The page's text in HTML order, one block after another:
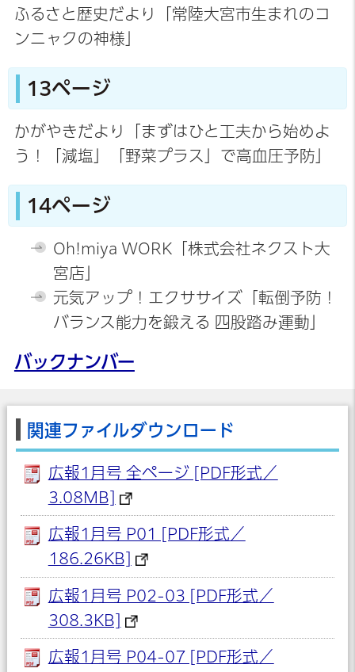
ふるさと歴史だより「常陸大宮市生まれのコ
ンニャクの神様」
13ページ
かがやきだより「まずはひと工夫から始めよ
う！「減塩」「野菜プラス」で高血圧予防」
14ページ
Oh!miya WORK「株式会社ネクスト大
宮店」
元気アップ！エクササイズ「転倒予防！
バランス能力を鍛える 四股踏み運動」
バックナンバー
関連ファイルダウンロード
広報1月号 全ページ [PDF形式／
3.08MB]
広報1月号 P01 [PDF形式／
186.26KB]
広報1月号 P02-03 [PDF形式／
308.3KB]
広報1月号 P04-07 [PDF形式／